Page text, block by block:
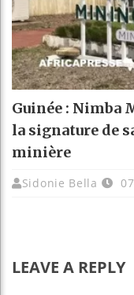
Guinée : Nimba
la signature de
minière
Sidonie Bella
LEAVE A REPLY